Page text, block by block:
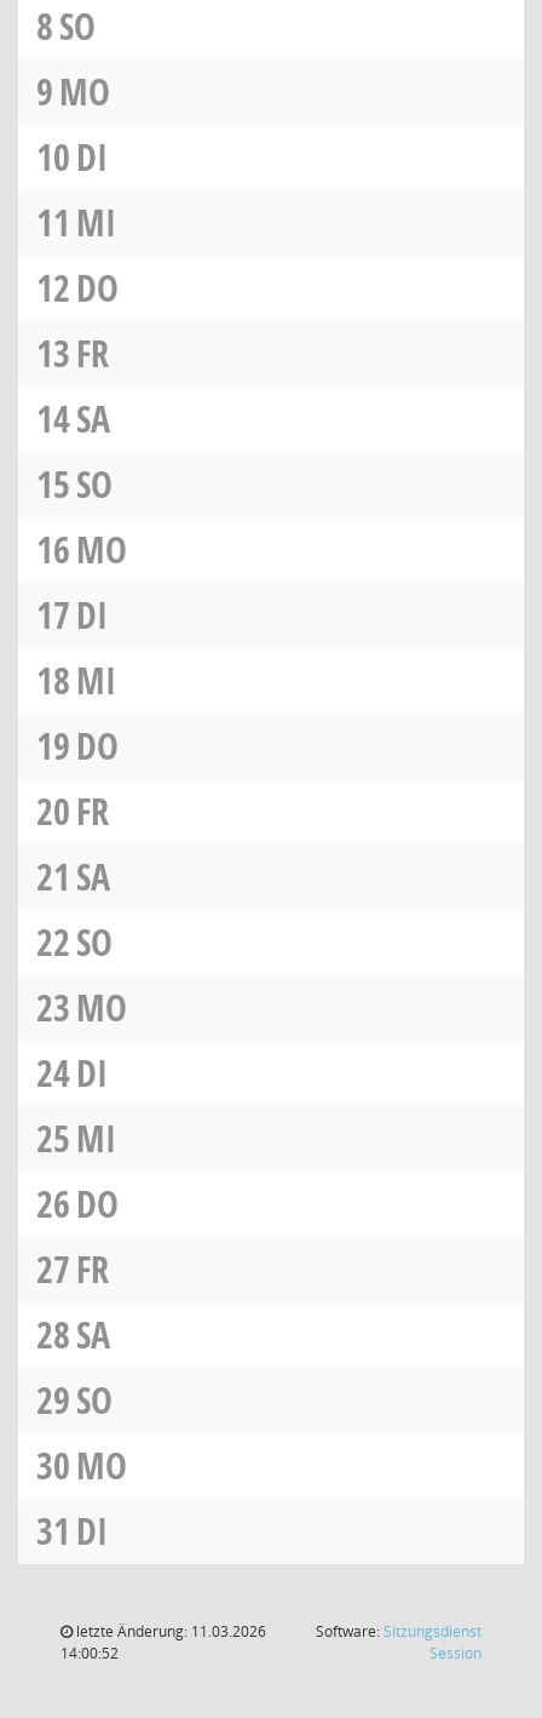
8SO
9MO
10DI
11 MI
12DO
13FR
14SA
15SO
16MO
17DI
18MI
19DO
20FR
21 SA
22SO
23MO
24DI
25MI
26DO
27FR
28SA
29SO
30MO
31 DI
letzte Änderung: 11.03.2026
14:00:52
Software:Sitzungsdienst
Session(Wird in